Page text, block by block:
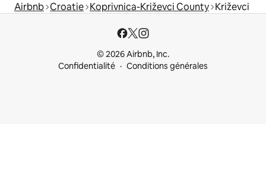
Airbnb Croatie Koprivnica-Križevci County Križevci
© 2026 Airbnb, Inc.
Confidentialité
Conditions générales